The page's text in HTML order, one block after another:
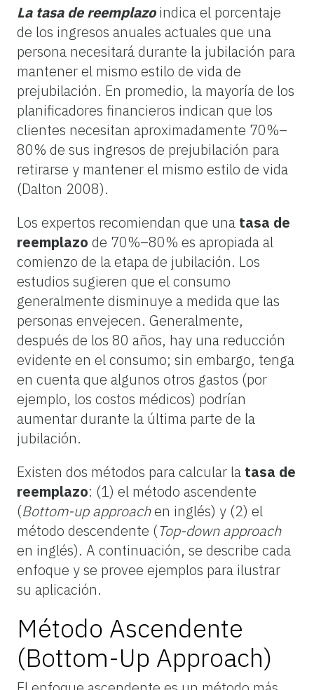
La tasa de reemplazo indica el porcentaje
de los ingresos anuales actuales que una
persona necesitará durante la jubilación para
mantener el mismo estilo de vida de
prejubilación. En promedio, la mayoría de los
planificadores financieros indican que los
clientes necesitan aproximadamente 70%–
80% de sus ingresos de prejubilación para
retirarse y mantener el mismo estilo de vida
(Dalton 2008).
Los expertos recomiendan que una tasa de
reemplazo de 70%–80% es apropiada al
comienzo de la etapa de jubilación. Los
estudios sugieren que el consumo
generalmente disminuye a medida que las
personas envejecen. Generalmente,
después de los 80 años, hay una reducción
evidente en el consumo; sin embargo, tenga
en cuenta que algunos otros gastos (por
ejemplo, los costos médicos) podrían
aumentar durante la última parte de la
jubilación.
Existen dos métodos para calcular la tasa de
reemplazo: (1) el método ascendente
(Bottom-up approachen inglés) y (2) el
método descendente (Top-down approach
en inglés). A continuación, se describe cada
enfoque y se provee ejemplos para ilustrar
su aplicación.
Método Ascendente
(Bottom-Up Approach)